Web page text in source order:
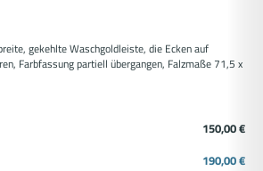
gekehlte Waschgoldleiste, die Ecken auf
Farbfassung partiell übergangen, Falzmaße 71,5 x
150,00 €
190,00 €